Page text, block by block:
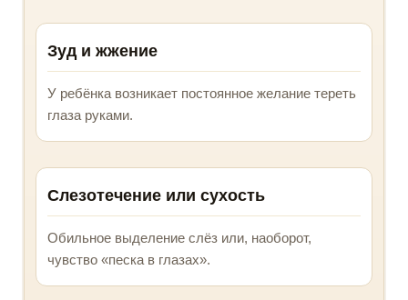
Зуд и жжение
У ребёнка возникает постоянное желание тереть
глаза руками.
Слезотечение или сухость
Обильное выделение слёз или, наоборот,
чувство «песка в глазах».